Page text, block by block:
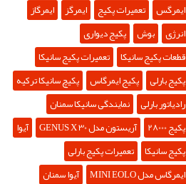
ایمرگس تعمیرات پکیج ایمرگز ایمرگاز
انرژی بوش پکیج دیواری
قطعات پکیج سانیکا تعمیرات پکیج سانیکا
پکیج بارلی پکیج ایمرگاس پکیچ سانیکا ترکیه
رادیاتور بارلی نمایندگی سانیکا سمنان
پکیج 28000
آریستون مدل GENUS X 30
آیوا
پکیج سانیکا تعمیرات پکیج بارلی
ایمرگاس مدل MINI EOLO
آیوا سمنان